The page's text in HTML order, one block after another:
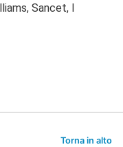
Sancet, I
Torna in alto